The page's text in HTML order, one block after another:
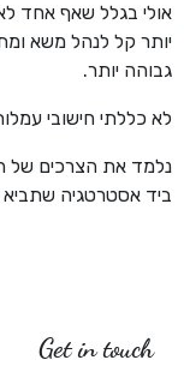
אולי בגלל שאף אחד
יותר קל לנהל משא
גבוהה יותר.
לא כללתי חישובי
נלמד את הצרכים של
ביד אסטרטגיה
Get in touch